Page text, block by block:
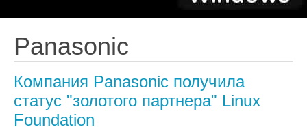
Panasonic
Компания Panasonic получила
статус "золотого партнера" Linux
Foundation